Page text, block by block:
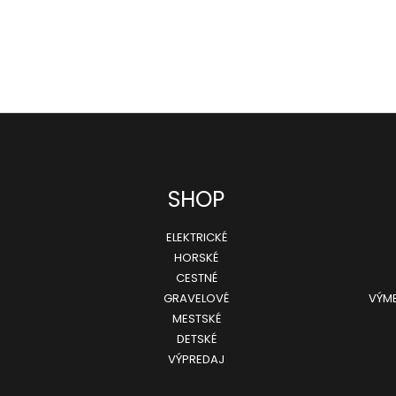
SHOP
ELEKTRICKÉ
HORSKÉ
CESTNÉ
GRAVELOVÉ
MESTSKÉ
DETSKÉ
VÝPREDAJ